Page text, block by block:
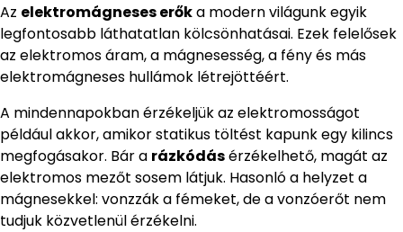
Az elektromágneses erőka modern világunk egyik
legfontosabb láthatatlan kölcsönhatásai. Ezek felelősek
az elektromos áram, a mágnesesség, a fény és más
elektromágneses hullámok létrejöttéért.
A mindennapokban érzékeljük az elektromosságot
például akkor, amikor statikus töltést kapunk egy kilincs
megfogásakor. Bár a rázkódásérzékelhető, magát az
elektromos mezőt sosem látjuk. Hasonló a helyzet a
mágnesekkel: vonzzák a fémeket, de a vonzóerőt nem
tudjuk közvetlenül érzékelni.